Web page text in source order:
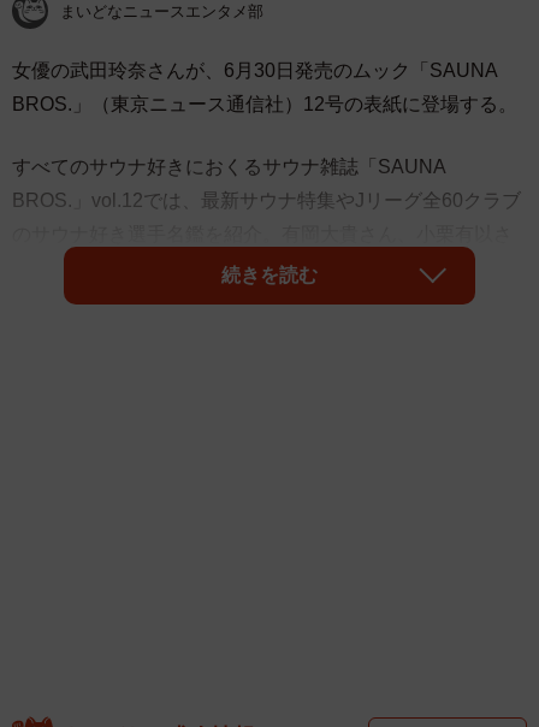
まいどなニュースエンタメ部
女優の武田玲奈さんが、6月30日発売のムック「SAUNA
BROS.」（東京ニュース通信社）12号の表紙に登場する。
すべてのサウナ好きにおくるサウナ雑誌「SAUNA
BROS.」vol.12では、最新サウナ特集やJリーグ全60クラブ
ん、長田庄平さんらも登場します。
続きを読む